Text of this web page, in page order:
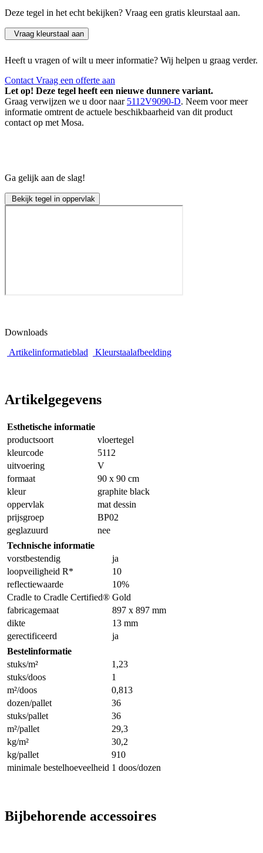
Deze tegel in het echt bekijken? Vraag een gratis kleurstaal aan.
Vraag kleurstaal aan
Heeft u vragen of wilt u meer informatie? Wij helpen u graag verder.
Contact Vraag een offerte aan
Let op! Deze tegel heeft een nieuwe dunnere variant.
Graag verwijzen we u door naar 5112V9090-D. Neem voor meer
informatie omtrent de actuele beschikbaarheid van dit product
contact op met Mosa.
Ga gelijk aan de slag!
Bekijk tegel in oppervlak
Downloads
Artikelinformatieblad
Kleurstaalafbeelding
Artikelgegevens
Esthetische informatie
productsoort
vloertegel
kleurcode
5112
uitvoering
V
formaat
90 x 90 cm
kleur
graphite black
oppervlak
mat dessin
prijsgroep
BP02
geglazuurd
nee
Technische informatie
vorstbestendig
ja
loopveiligheid R*
10
reflectiewaarde
10%
Cradle to Cradle Certified® Gold
fabricagemaat
897 x 897 mm
dikte
13 mm
gerectificeerd
ja
Bestelinformatie
stuks/m²
1,23
stuks/doos
1
m²/doos
0,813
dozen/pallet
36
stuks/pallet
36
m²/pallet
29,3
kg/m²
30,2
kg/pallet
910
minimale bestelhoeveelheid 1 doos/dozen
Bijbehorende accessoires